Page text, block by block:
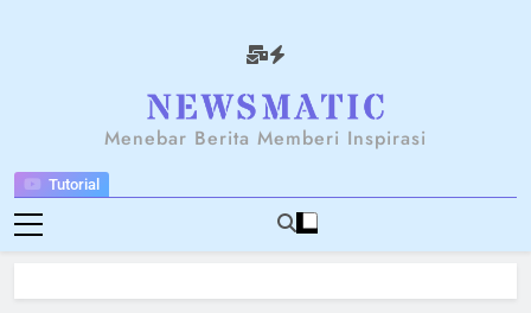
Tutorial
NEWSANTARA
Menebar Berita Memberi Inspirasi